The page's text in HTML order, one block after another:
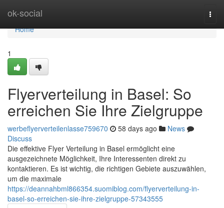
ok-social
Home
Home
1
Flyerverteilung in Basel: So
erreichen Sie Ihre Zielgruppe
werbeflyerverteilenlasse759670 58 days ago
News
Discuss
Die effektive Flyer Verteilung in Basel ermöglicht eine
ausgezeichnete Möglichkeit, Ihre Interessenten direkt zu
kontaktieren. Es ist wichtig, die richtigen Gebiete auszuwählen,
um die maximale
https://deannahbml866354.suomiblog.com/flyerverteilung-in-
basel-so-erreichen-sie-ihre-zielgruppe-57343555